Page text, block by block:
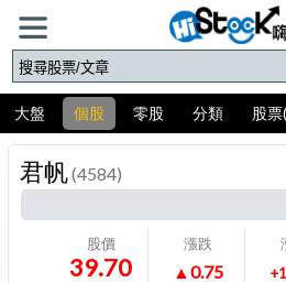
大盤 個股 零股 分類 股
君帆(4584)
股價
39.70
漲跌
▲0.75